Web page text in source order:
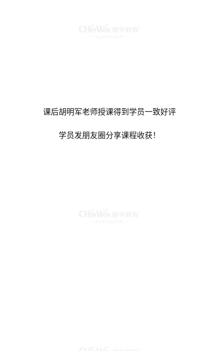
课后胡明军老师授课得到学员一致好评
学员发朋友圈分享课程收获！